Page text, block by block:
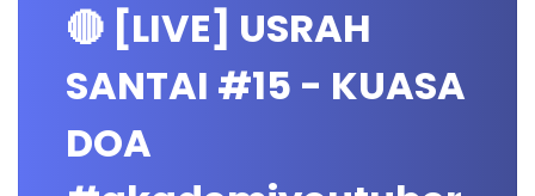
🔴 [LIVE] USRAH
SANTAI #15 - KUASA
DOA